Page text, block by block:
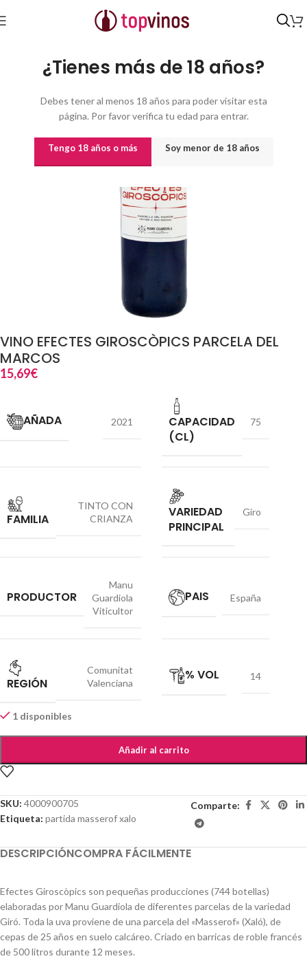
¿Tienes más de 18 años?
Debes tener al menos 18 años para poder visitar esta
página. Por favor verifica tu edad para entrar.
Tengo 18 años o más Soy menor de 18 años
Inicio Vinos por origen
VINO EFECTES GIROSCÒPICS PARCELA DEL
MARCOS
15,69€
AÑADA 2021
CAPACIDAD
(CL)
75
FAMILIA
TINTO CON
CRIANZA
VARIEDAD
PRINCIPAL
Giro
PRODUCTOR
Manu
Guardiola
Viticultor
PAIS España
REGIÓN
Comunitat
Valenciana
% VOL 14
1 disponibles
Añadir al carrito
SKU: 4000900705
Etiqueta: partida masserof xalo
Comparte:
DESCRIPCIÓNCOMPRA FÁCILMENTE
Efectes Giroscòpics son pequeñas producciones (744 botellas)
elaboradas por Manu Guardiola de diferentes parcelas de la variedad
Giró. Toda la uva proviene de una parcela del «Masserof» (Xaló), de
cepas de 25 años en suelo calcáreo. Criado en barricas de roble francés
de 500 litros durante 12 meses.